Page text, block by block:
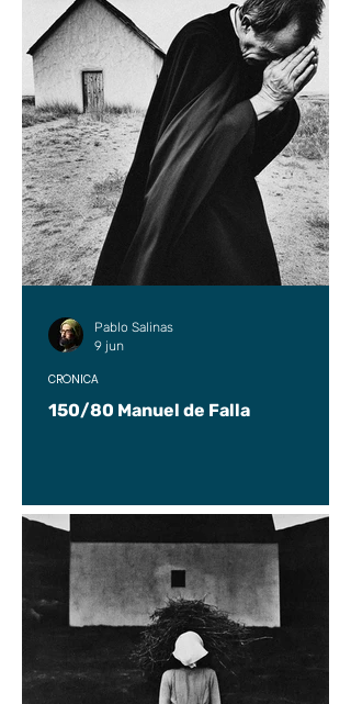
150/80 Manuel de Falla
CRÓNICA
Pablo Salinas
9 jun